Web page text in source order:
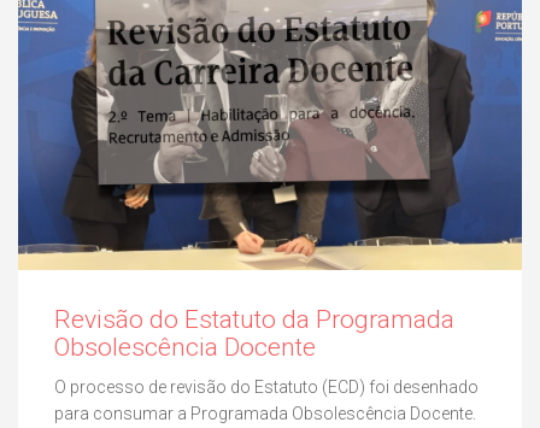
Revisão do Estatuto da Programada
Obsolescência Docente
O processo de revisão do Estatuto (ECD) foi desenhado
para consumar a Programada Obsolescência Docente.